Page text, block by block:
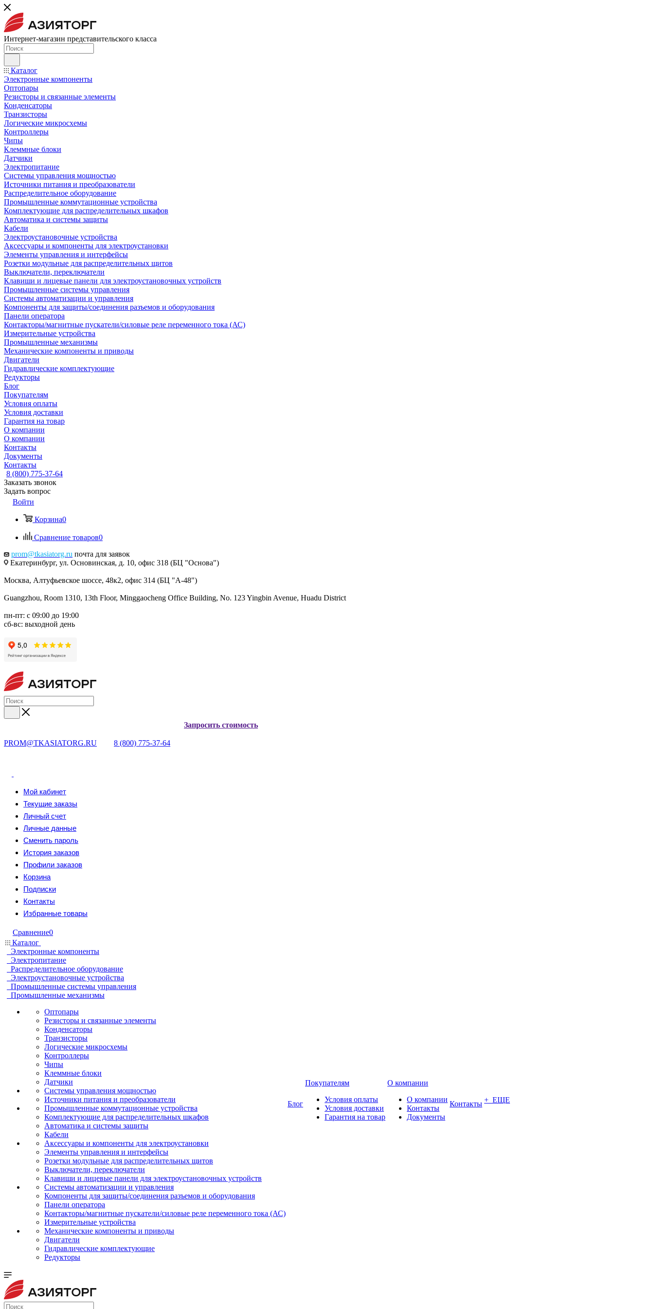
Интернет-магазин представительского класса
Каталог
Электронные компоненты
Оптопары
Резисторы и связанные элементы
Конденсаторы
Транзисторы
Логические микросхемы
Контроллеры
Чипы
Клеммные блоки
Датчики
Электропитание
Системы управления мощностью
Источники питания и преобразователи
Распределительное оборудование
Промышленные коммутационные устройства
Комплектующие для распределительных шкафов
Автоматика и системы защиты
Кабели
Электроустановочные устройства
Аксессуары и компоненты для электроустановки
Элементы управления и интерфейсы
Розетки модульные для распределительных щитов
Выключатели, переключатели
Клавиши и лицевые панели для электроустановочных устройств
Промышленные системы управления
Системы автоматизации и управления
Компоненты для защиты/соединения разъемов и оборудования
Панели оператора
Контакторы/магнитные пускатели/силовые реле переменного тока (АС)
Измерительные устройства
Промышленные механизмы
Механические компоненты и приводы
Двигатели
Гидравлические комплектующие
Редукторы
Блог
Покупателям
Условия оплаты
Условия доставки
Гарантия на товар
О компании
О компании
Контакты
Документы
Контакты
8 (800) 775-37-64
Заказать звонок
Задать вопрос
Войти
Корзина0
Сравнение товаров0
prom@tkasiatorg.ru почта для заявок
Екатеринбург, ул. Основинская, д. 10, офис 318 (БЦ "Основа")
Москва, Алтуфьевское шоссе, 48к2, офис 314 (БЦ "А-48")
Guangzhou, Room 1310, 13th Floor, Minggaocheng Office Building, No. 123 Yingbin Avenue, Huadu District
пн-пт: с 09:00 до 19:00
сб-вс: выходной день
PROM@TKASIATORG.RU 8 (800) 775-37-64
Запросить стоимость
Мой кабинет
Текущие заказы
Личный счет
Личные данные
Сменить пароль
История заказов
Профили заказов
Корзина
Подписки
Контакты
Избранные товары
Сравнение0
Каталог
Электронные компоненты
Электропитание
Распределительное оборудование
Электроустановочные устройства
Промышленные системы управления
Промышленные механизмы
Оптопары
Резисторы и связанные элементы
Конденсаторы
Транзисторы
Логические микросхемы
Контроллеры
Чипы
Клеммные блоки
Датчики
Системы управления мощностью
Источники питания и преобразователи
Промышленные коммутационные устройства
Комплектующие для распределительных шкафов
Автоматика и системы защиты
Кабели
Аксессуары и компоненты для электроустановки
Элементы управления и интерфейсы
Розетки модульные для распределительных щитов
Выключатели, переключатели
Клавиши и лицевые панели для электроустановочных устройств
Системы автоматизации и управления
Компоненты для защиты/соединения разъемов и оборудования
Панели оператора
Контакторы/магнитные пускатели/силовые реле переменного тока (АС)
Измерительные устройства
Механические компоненты и приводы
Двигатели
Гидравлические комплектующие
Редукторы
Блог
Покупателям
Условия оплаты
Условия доставки
Гарантия на товар
О компании
О компании
Контакты
Документы
Контакты + ЕЩЕ